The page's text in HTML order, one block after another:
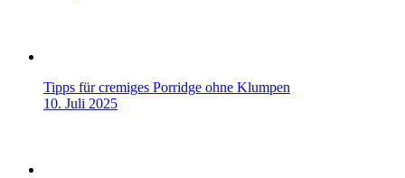
Tipps für cremiges Porridge ohne Klumpen
10. Juli 2025